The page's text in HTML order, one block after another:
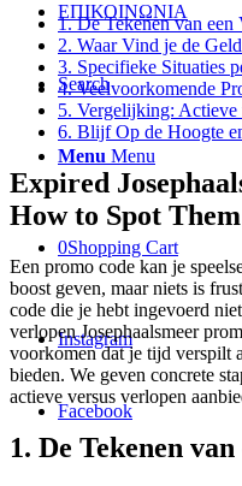
ΕΠΙΚΟΙΝΩΝΙΑ
Search
Menu Menu
0Shopping Cart
Instagram
Facebook
1. De Tekenen van een
2. Waar Vind je de
3. Specifieke Situaties
4. Veelvoorkomende
5. Vergelijking: Actieve
6. Blijf Op de Hoogte
Expired
How to Spot Them
Een promo code kan je
boost geven, maar niets is
code die je hebt ingevoerd
verlopen Josephaalsmeer
voorkomen dat je tijd verspilt
bieden. We geven concrete
actieve versus verlopen
1. De Tekenen